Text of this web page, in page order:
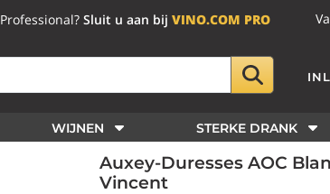
Professional? Sluit u aan bij VINO.COM PRO
WIJNEN STERKE DRANK
Auxey-Duresses AOC
Vincent